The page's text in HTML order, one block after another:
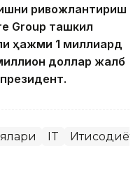
ривожлантириш
Group ташкил
ҳажми 1 миллиард
доллар жалб
IT Иқтисодиёт